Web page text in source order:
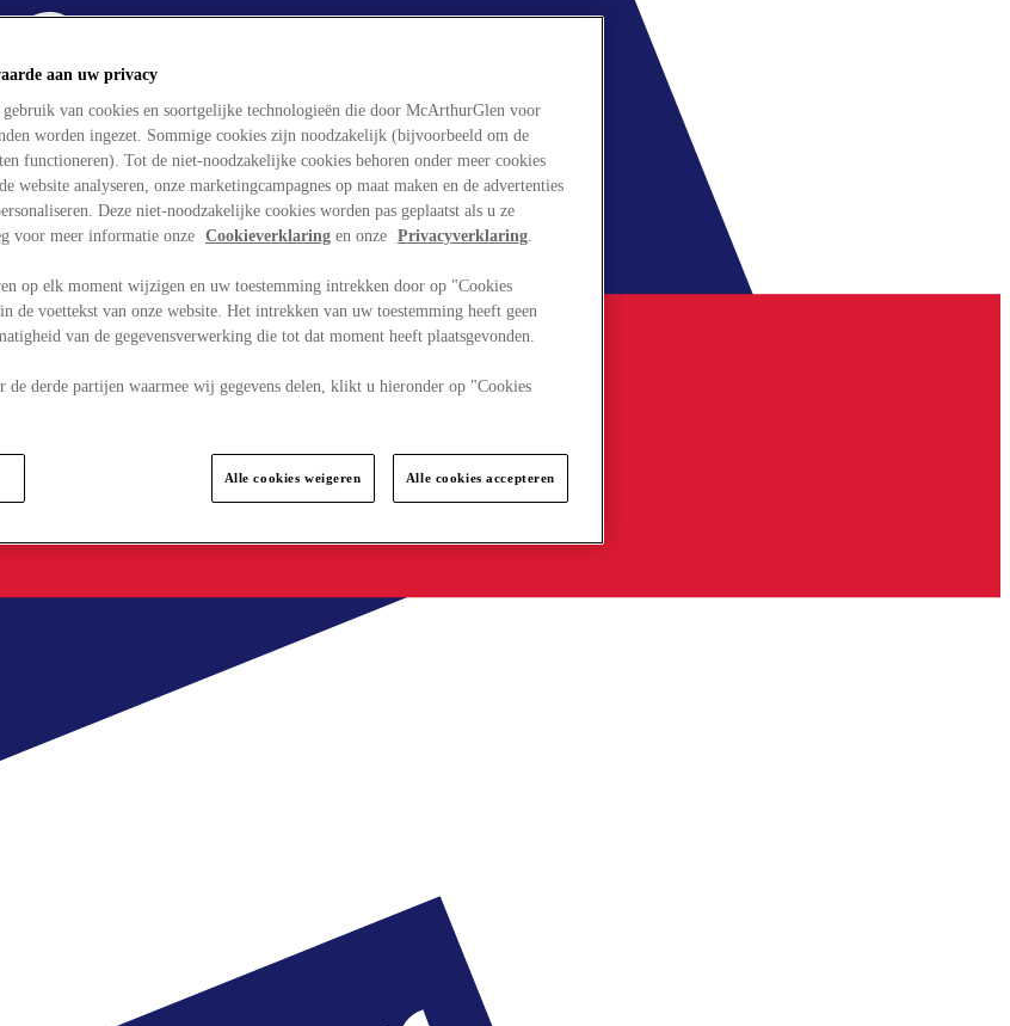
aan uw privacy
gebruik van cookies en soortgelijke technologieën die door McArthurGlen voor
worden ingezet. Sommige cookies zijn noodzakelijk (bijvoorbeeld om de
functioneren). Tot de niet-noodzakelijke cookies behoren onder meer cookies
website analyseren, onze marketingcampagnes op maat maken en de advertenties
Deze niet-noodzakelijke cookies worden pas geplaatst als u ze
voor meer informatie onze Cookieverklaring en onze Privacyverklaring.
op elk moment wijzigen en uw toestemming intrekken door op "Cookies
de voettekst van onze website. Het intrekken van uw toestemming heeft geen
van de gegevensverwerking die tot dat moment heeft plaatsgevonden.
de derde partijen waarmee wij gegevens delen, klikt u hieronder op "Cookies
Alle cookies weigeren Alle cookies accepteren